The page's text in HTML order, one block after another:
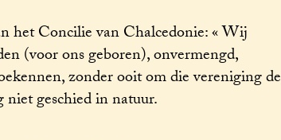
het Concilie van Chalcedonie: « Wij
(voor ons geboren), onvermengd,
zonder ooit om die vereniging de
geschied in natuur.